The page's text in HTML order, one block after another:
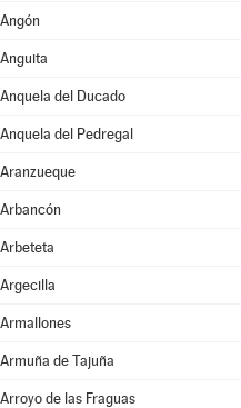
Angón
Anguita
Anquela del Ducado
Anquela del Pedregal
Aranzueque
Arbancón
Arbeteta
Argecilla
Armallones
Armuña de Tajuña
Arroyo de las Fraguas